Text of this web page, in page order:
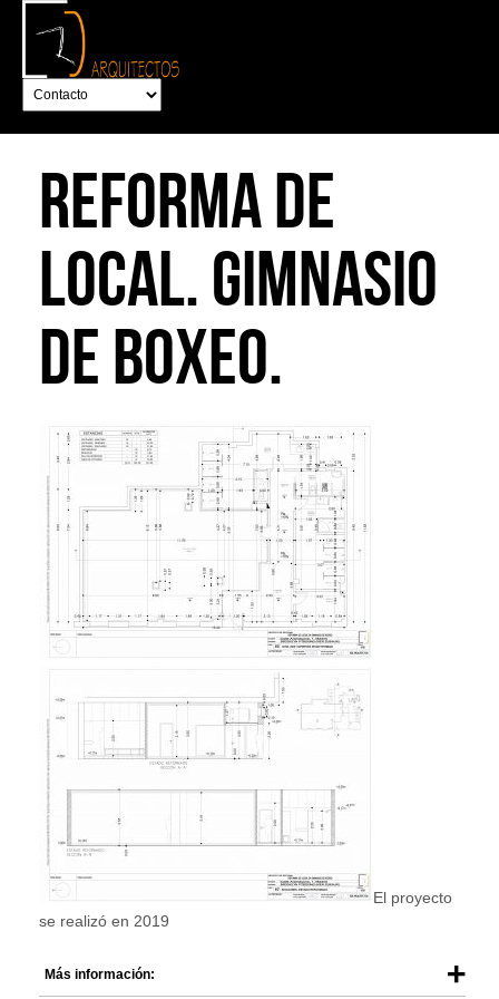
REFORMA DE
LOCAL. GIMNASIO
DE BOXEO.
El proyecto
se realizó en 2019
Más información: